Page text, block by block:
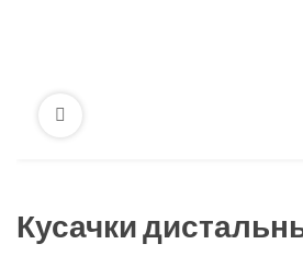
Кусачки